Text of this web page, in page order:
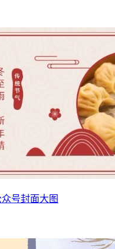
号封面大图